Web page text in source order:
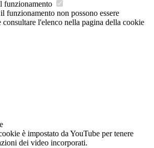
funzionamento
funzionamento non possono essere
l'elenco nella pagina della cookie
è impostato da YouTube per tenere
dei video incorporati.